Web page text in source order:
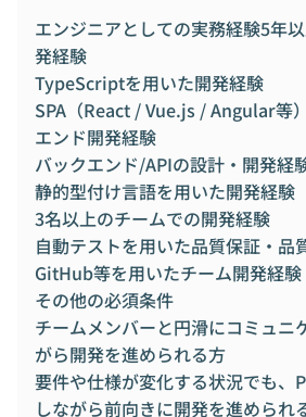
エンジニアとしての実務経験5年
発経験
TypeScriptを用いた開発経験
SPA（React / Vue.js / Angular等
エンド開発経験
バックエンド/APIの設計・開発経
静的型付け言語を用いた開発経験
3名以上のチームでの開発経験
自動テストを用いた品質保証・品
GitHub等を用いたチーム開発経験
その他の必須条件
チームメンバーと円滑にコミュニ
がら開発を進められる方
要件や仕様が変化する状況でも、
しながら前向きに開発を進められ